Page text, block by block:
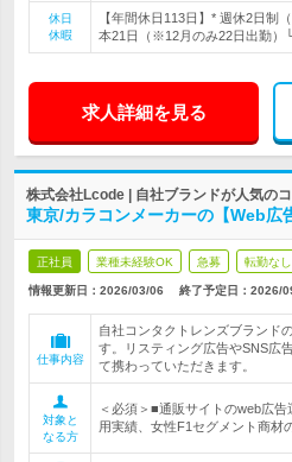
休日
休暇
【年間休日113日】* 週休2日制
本21日（※12月のみ22日出勤）
求人詳細を見る
株式会社Lcode | 自社ブランドが人気の
東京/カラコンメーカーの【Web広
正社員 業種未経験OK 急募 転勤なし
情報更新日：2026/03/06 終了予定日： 2026/
仕事内容
自社コンタクトレンズブランド
す。リスティング広告やSNS広
て携わっていただきます。
対象と
なる方
＜必須＞■通販サイトのweb広
用実績、女性F1セグメント商材